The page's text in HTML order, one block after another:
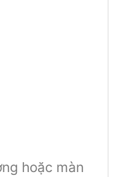
hoặc màn